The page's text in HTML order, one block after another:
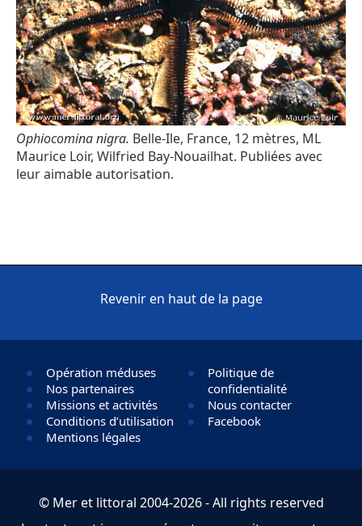
Ophiocomina nigra. Belle-Ile, France, 12 mètres, ML
Maurice Loir, Wilfried Bay-Nouailhat. Publiées avec
leur aimable autorisation.
Revenir en haut de la page
Opération méduses
Nos partenaires
Missions et activités
Conditions d’utilisation
Mentions légales
Politique de
confidentialité
Nous contacter
Facebook
© Mer et littoral 2004-2026 - All rights reserved